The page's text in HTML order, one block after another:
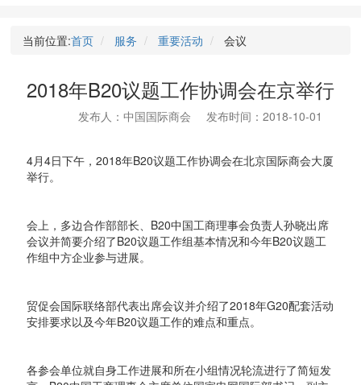
当前位置:首页 服务 重要活动 会议
2018年B20议题工作协调会在京举行
发布人：中国国际商会 发布时间：2018-10-01
4月4日下午，2018年B20议题工作协调会在北京国际商会大厦
举行。
会上，多边合作部部长、B20中国工商理事会负责人孙晓出席
会议并简要介绍了B20议题工作组基本情况和今年B20议题工
作组中方企业参与进展。
贸促会国际联络部代表出席会议并介绍了2018年G20配套活动
安排要求以及今年B20议题工作的难点和重点。
各参会单位就自身工作进展和所在小组情况轮流进行了简短发